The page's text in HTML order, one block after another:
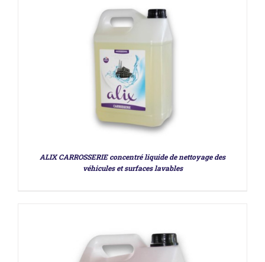
ALIX CARROSSERIE concentré liquide de nettoyage des
véhicules et surfaces lavables
DÉTAILS